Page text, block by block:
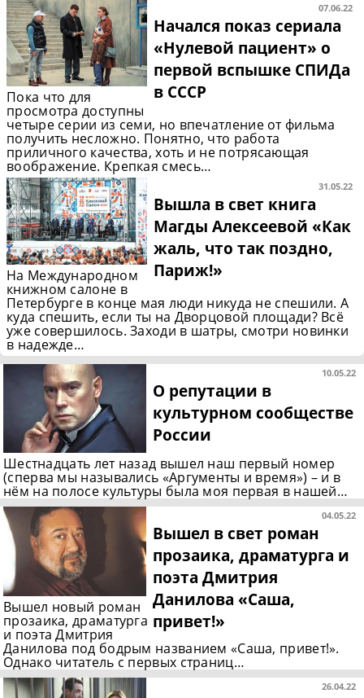
07.06.22
Начался показ сериала
«Нулевой пациент» о
первой вспышке СПИДа
в СССР
Пока что для
просмотра доступны
четыре серии из семи, но впечатление от фильма
получить несложно. Понятно, что работа
приличного качества, хоть и не потрясающая
воображение. Крепкая смесь…
31.05.22
Вышла в свет книга
Магды Алексеевой «Как
жаль, что так поздно,
Париж!»
На Международном
книжном салоне в
Петербурге в конце мая люди никуда не спешили. А
куда спешить, если ты на Дворцовой площади? Всё
уже совершилось. Заходи в шатры, смотри новинки
в надежде…
10.05.22
О репутации в
культурном сообществе
России
Шестнадцать лет назад вышел наш первый номер
(сперва мы назывались «Аргументы и время») – и в
нём на полосе культуры была моя первая в нашей…
04.05.22
Вышел в свет роман
прозаика, драматурга и
поэта Дмитрия
Данилова «Саша,
привет!»
Вышел новый роман
прозаика, драматурга
и поэта Дмитрия
Данилова под бодрым названием «Саша, привет!».
Однако читатель с первых страниц…
26.04.22